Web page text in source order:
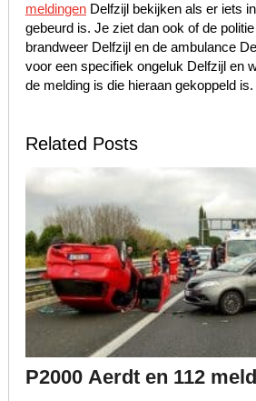
meldingenDelfzijl bekijken als er iets
gebeurd is. Je ziet dan ook of de
brandweer Delfzijl en de ambulance
voor een specifiek ongeluk Delfzijl en
de melding is die hieraan gekoppeld is.
Related Posts
P2000 Aerdt en 112